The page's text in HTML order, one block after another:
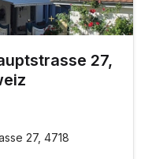
27,
27, 4718